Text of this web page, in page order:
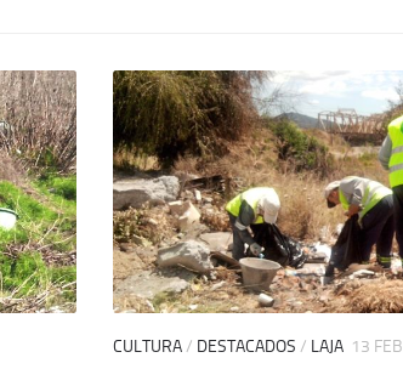
CULTURA/ DESTACADOS / LAJA 13